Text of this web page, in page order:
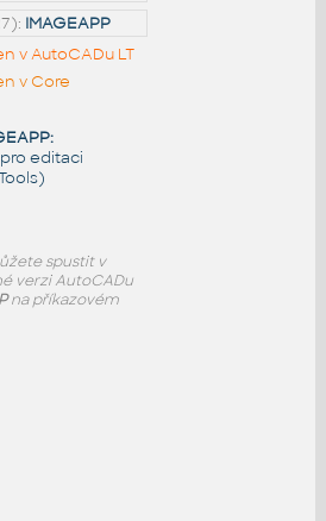
IMAGEAPP
v AutoCADu LT
v Core
editaci
spustit v
verzi AutoCADu
na příkazovém